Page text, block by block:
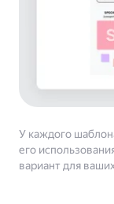
У каждого
его
вариант для